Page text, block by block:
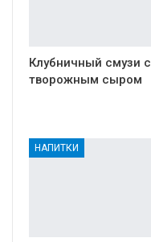
Клубничный смузи с
творожным сыром
НАПИТКИ